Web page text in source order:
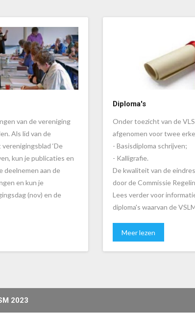
van de vereniging
Als lid van de
‘De
kun je publicaties en
deelnemen aan de
en kun je
(nov) en de
Diploma's
Onder toezicht van de
afgenomen voor twee
- Basisdiploma schrijven;
- Kalligrafie.
De kwaliteit van de
door de Commissie
Lees verder voor
diploma's waarvan de
Meer lezen
2023